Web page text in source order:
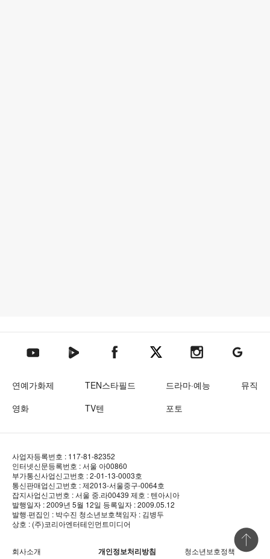
텐아시아 유튜브텐아시아 네이버TV텐아시아 페이스북텐아시아 엑스텐아시아 인스타그램
텐아시아
연예가화제 TEN스타필드 드라마·예능
뮤직
영화
TV텐 포토
사업자등록번호 : 117-81-82352
인터넷신문등록번호 : 서울 아00860
부가통신사업신고번호 : 2-01-13-0003호
통신판매업신고번호 : 제2013-서울중구-0064호
잡지사업신고번호 : 서울 중.라00439 제호 : 텐아시아
발행일자 : 2009년 5월 12일 등록일자 : 2009.05.12
발행·편집인 : 박수진 청소년보호책임자 : 김병두
상호 : (주)코리아엔터테인먼트미디어
회사소개 개인정보처리방침 청소년보호정책
상단 바로